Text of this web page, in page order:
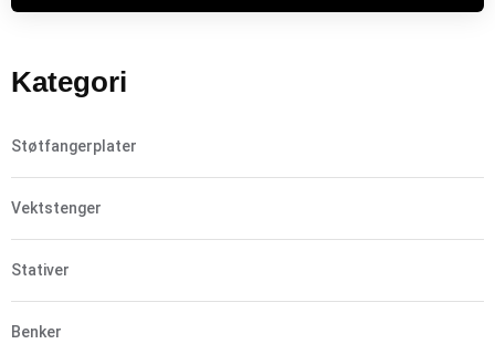
Kategori
Støtfangerplater
Vektstenger
Stativer
Benker